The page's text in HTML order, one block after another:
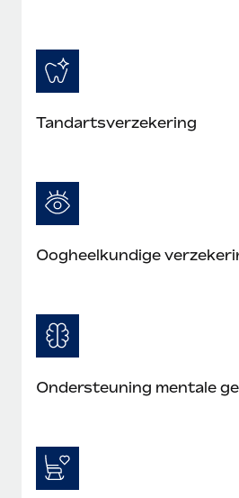
Tandartsverzekering
Oogheelkundige
Ondersteuning mentale